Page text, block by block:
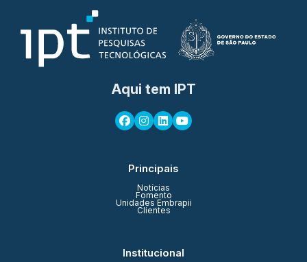
Aqui tem IPT
Principais
Notícias
Fomento
Unidades Embrapii
Clientes
Institucional